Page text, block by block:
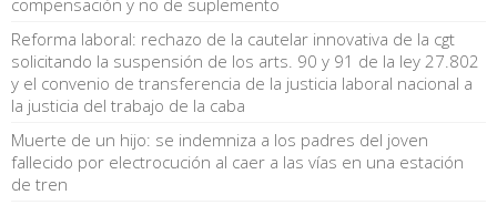
Reforma laboral: rechazo de la cautelar innovativa de la cgt
solicitando la suspensión de los arts. 90 y 91 de la ley 27.802
y el convenio de transferencia de la justicia laboral nacional a
la justicia del trabajo de la caba
Muerte de un hijo: se indemniza a los padres del joven
fallecido por electrocución al caer a las vías en una estación
de tren